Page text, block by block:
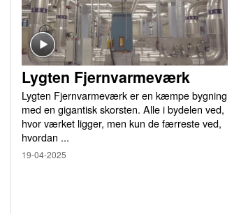
Lygten Fjernvarmeværk
Lygten Fjernvarmeværk er en kæmpe bygning
med en gigantisk skorsten. Alle i bydelen ved,
hvor værket ligger, men kun de færreste ved,
hvordan ...
19-04-2025